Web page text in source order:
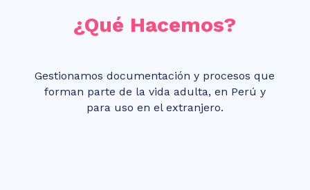
¿Qué Hacemos?
Gestionamos documentación y procesos que
forman parte de la vida adulta, en Perú y
para uso en el extranjero.